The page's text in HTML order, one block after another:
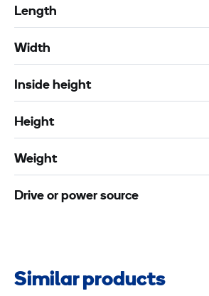
Length
Width
Inside height
Height
Weight
Drive or power source
Similar products